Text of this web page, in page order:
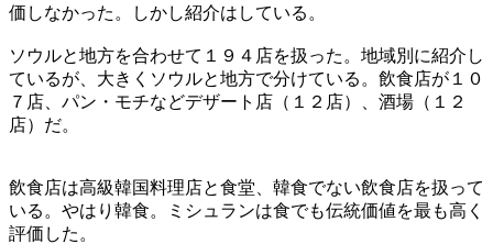
価しなかった。しかし紹介はしている。
ソウルと地方を合わせて１９４店を扱った。地域別に紹介し
ているが、大きくソウルと地方で分けている。飲食店が１０
７店、パン・モチなどデザート店（１２店）、酒場（１２
店）だ。
飲食店は高級韓国料理店と食堂、韓食でない飲食店を扱って
いる。やはり韓食。ミシュランは食でも伝統価値を最も高く
評価した。